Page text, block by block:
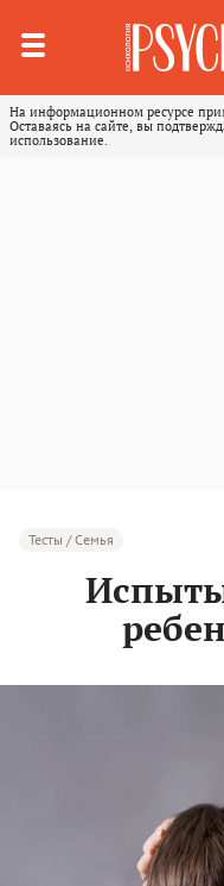
На информационном ресурсе
Оставаясь на сайте, вы
использование.
Тесты / Семья